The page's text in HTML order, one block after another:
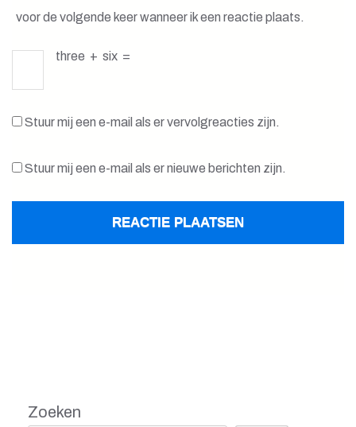
voor de volgende keer wanneer ik een reactie plaats.
three + six =
Stuur mij een e-mail als er vervolgreacties zijn.
Stuur mij een e-mail als er nieuwe berichten zijn.
Zoeken